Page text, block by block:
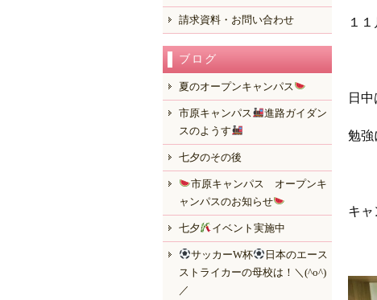
１
日
勉強
キャ
請求資料・お問い合わせ
ブログ
夏のオープンキャンパス
市原キャンパス
進路ガイダン
スのようす
七夕のその後
市原キャンパス オープンキ
ャンパスのお知らせ
七夕 イベント実施中
サッカーW杯
日本のエース
ストライカーの母校は！＼(^o^)
／